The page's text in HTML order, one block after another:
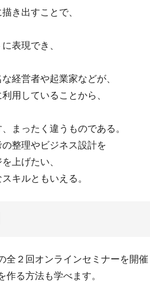
き出すことで、
表現でき、
経営者や起業家などが、
用していることから、
まったく違うものである。
整理やビジネス設計を
上げたい、
キルともいえる。
２回オンラインセミナーを開
る方法も学べます。